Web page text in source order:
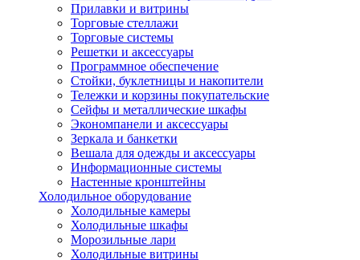
Прилавки и витрины
Торговые стеллажи
Торговые системы
Решетки и аксессуары
Программное обеспечение
Стойки, буклетницы и накопители
Тележки и корзины покупательские
Сейфы и металлические шкафы
Экономпанели и аксессуары
Зеркала и банкетки
Вешала для одежды и аксессуары
Информационные системы
Настенные кронштейны
Холодильное оборудование
Холодильные камеры
Холодильные шкафы
Морозильные лари
Холодильные витрины